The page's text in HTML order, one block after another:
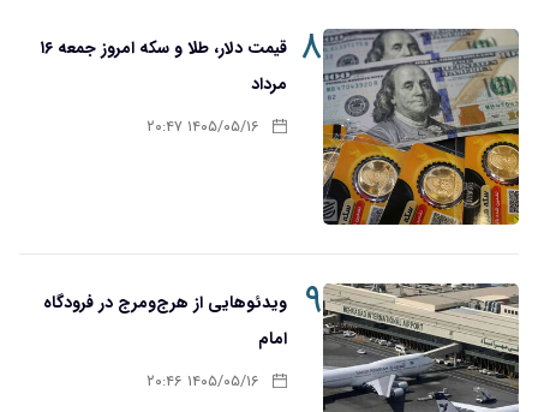
۸
قیمت دلار، طلا و سکه امروز جمعه ۱۶
مرداد
۱۴۰۵/۰۵/۱۶ ۲۰:۴۷
۹
ویدئوهایی از هرج‌ومرج در فرودگاه
امام
۱۴۰۵/۰۵/۱۶ ۲۰:۴۶